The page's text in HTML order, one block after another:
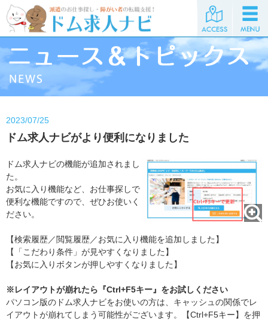
2023/07/25
ドム求人ナビがより便利になりました
ドム求人ナビの機能が追加されまし
た。
お気に入り機能など、お仕事探しで
便利な機能ですので、ぜひお使いく
ださい。
【検索履歴／閲覧履歴／お気に入り機能を追加しました】
【「こだわり条件」が見やすくなりました】
【お気に入りボタンが押しやすくなりました】
※レイアウトが崩れたら『Ctrl+F5キー』をお試しください
パソコン版のドム求人ナビをお使いの方は、キャッシュの関係でレ
イアウトが崩れてしまう可能性がございます。【Ctrl+F5キー】を押